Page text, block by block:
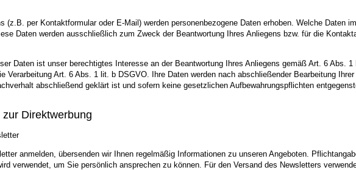
(z.B. per Kontaktformular oder E-Mail) werden personenbezogene Daten erhoben. Welche Daten
Daten werden ausschließlich zum Zweck der Beantwortung Ihres Anliegens bzw. für die
Daten ist unser berechtigtes Interesse an der Beantwortung Ihres Anliegens gemäß Art. 6
Verarbeitung Art. 6 Abs. 1 lit. b DSGVO. Ihre Daten werden nach abschließender Bearbeitung
abschließend geklärt ist und sofern keine gesetzlichen Aufbewahrungspflichten
Direktwerbung
anmelden, übersenden wir Ihnen regelmäßig Informationen zu unseren Angeboten.
verwendet, um Sie persönlich ansprechen zu können. Für den Versand des Newsletters